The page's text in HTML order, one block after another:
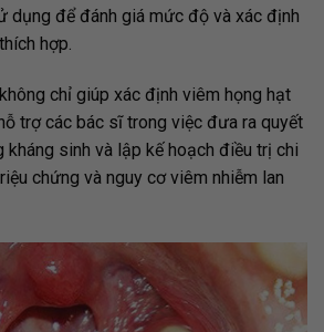
dụng để đánh giá mức độ và xác định
hợp.
chỉ giúp xác định viêm họng hạt
trợ các bác sĩ trong việc đưa ra quyết
kháng sinh và lập kế hoạch điều trị chi
chứng và nguy cơ viêm nhiễm lan